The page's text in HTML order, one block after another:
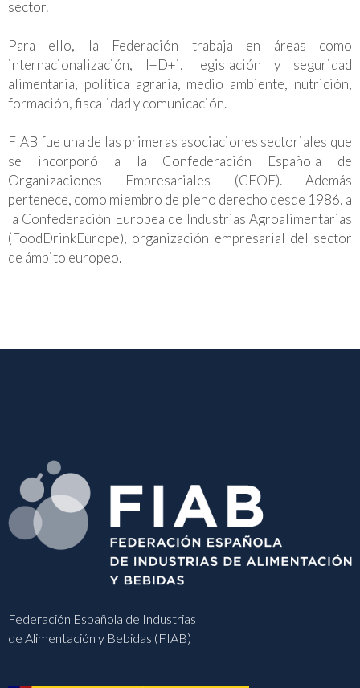
sector.
Para ello, la Federación trabaja en áreas como
internacionalización, I+D+i, legislación y seguridad
alimentaria, política agraria, medio ambiente, nutrición,
formación, fiscalidad y comunicación.
FIAB fue una de las primeras asociaciones sectoriales que
se incorporó a la Confederación Española de
Organizaciones Empresariales (CEOE). Además
pertenece, como miembro de pleno derecho desde 1986, a
la Confederación Europea de Industrias Agroalimentarias
(FoodDrinkEurope), organización empresarial del sector
de ámbito europeo.
Federación Española de Industrias
de Alimentación y Bebidas (FIAB)